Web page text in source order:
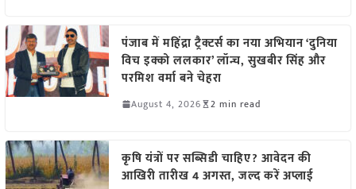
पंजाब में महिंद्रा ट्रैक्टर्स का नया अभियान ‘दुनिया
विच इक्को ललकार’ लॉन्च, सुखबीर सिंह और
परमिश वर्मा बने चेहरा
August 4, 2026 2 min read
कृषि यंत्रों पर सब्सिडी चाहिए? आवेदन की
आखिरी तारीख 4 अगस्त, जल्द करें अप्लाई